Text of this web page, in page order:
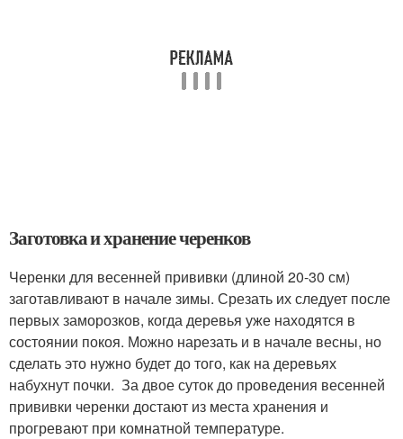
Заготовка и хранение черенков
Черенки для весенней прививки (длиной 20-30 см)
заготавливают в начале зимы. Срезать их следует после
первых заморозков, когда деревья уже находятся в
состоянии покоя. Можно нарезать и в начале весны, но
сделать это нужно будет до того, как на деревьях
набухнут почки. За двое суток до проведения весенней
прививки черенки достают из места хранения и
прогревают при комнатной температуре.